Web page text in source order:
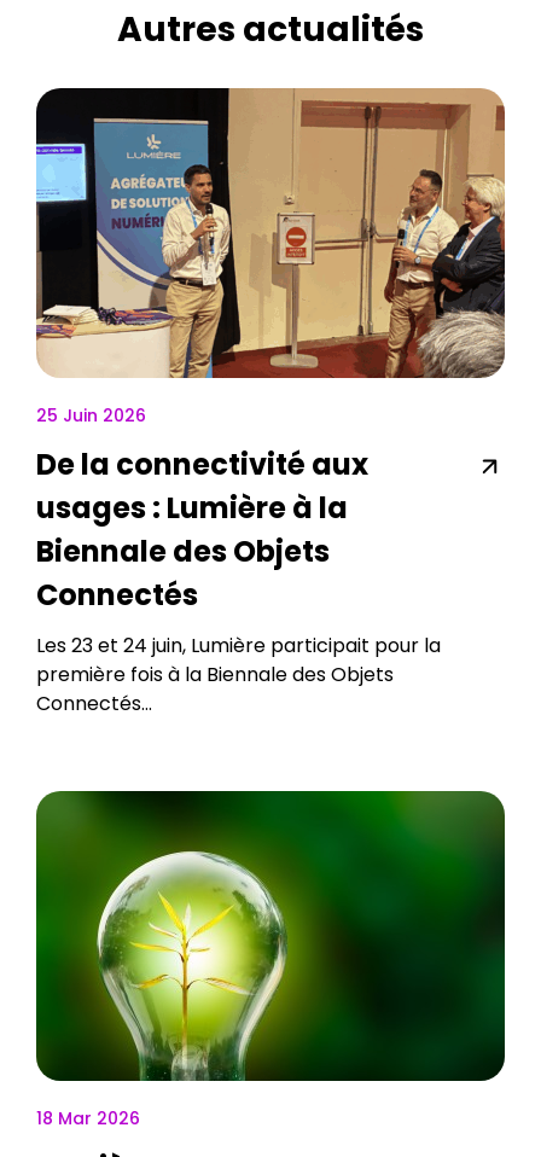
Autres actualités
25 Juin 2026
De la connectivité aux
usages : Lumière à la
Biennale des Objets
Connectés
Les 23 et 24 juin, Lumière participait pour la
première fois à la Biennale des Objets
Connectés...
18 Mar 2026